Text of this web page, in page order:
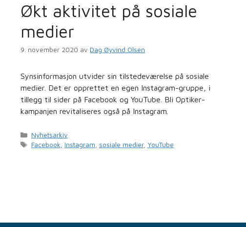
Økt aktivitet på sosiale
medier
9. november 2020 av Dag Øyvind Olsen
Synsinformasjon utvider sin tilstedeværelse på sosiale
medier. Det er opprettet en egen Instagram-gruppe, i
tillegg til sider på Facebook og YouTube. Bli Optiker-
kampanjen revitaliseres også på Instagram.
Kategorier
Nyhetsarkiv
Stikkord
Facebook Instagram sosiale medier, YouTube